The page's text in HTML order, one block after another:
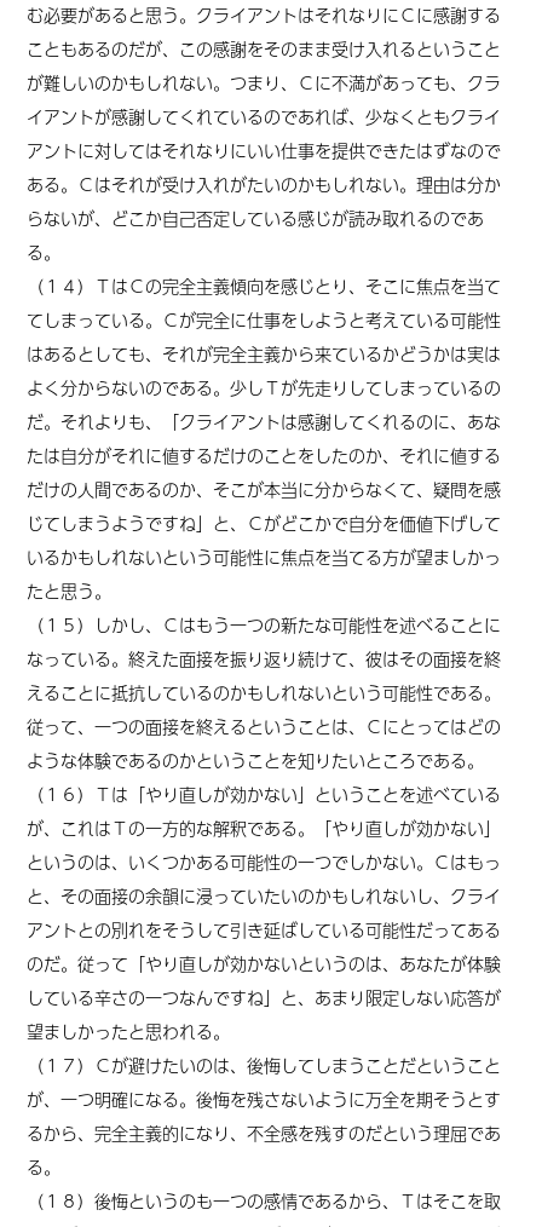
む必要があると思う。クライアントはそれなりにＣに感謝する
こともあるのだが、この感謝をそのまま受け入れるということ
が難しいのかもしれない。つまり、Ｃに不満があっても、クラ
イアントが感謝してくれているのであれば、少なくともクライ
アントに対してはそれなりにいい仕事を提供できたはずなので
ある。Ｃはそれが受け入れがたいのかもしれない。理由は分か
らないが、どこか自己否定している感じが読み取れるのであ
る。
（１４）ＴはＣの完全主義傾向を感じとり、そこに焦点を当て
てしまっている。Ｃが完全に仕事をしようと考えている可能性
はあるとしても、それが完全主義から来ているかどうかは実は
よく分からないのである。少しＴが先走りしてしまっているの
だ。それよりも、「クライアントは感謝してくれるのに、あな
たは自分がそれに値するだけのことをしたのか、それに値する
だけの人間であるのか、そこが本当に分からなくて、疑問を感
じてしまうようですね」と、Ｃがどこかで自分を価値下げして
いるかもしれないという可能性に焦点を当てる方が望ましかっ
たと思う。
（１５）しかし、Ｃはもう一つの新たな可能性を述べることに
なっている。終えた面接を振り返り続けて、彼はその面接を終
えることに抵抗しているのかもしれないという可能性である。
従って、一つの面接を終えるということは、Ｃにとってはどの
ような体験であるのかということを知りたいところである。
（１６）Ｔは「やり直しが効かない」ということを述べている
が、これはＴの一方的な解釈である。「やり直しが効かない」
というのは、いくつかある可能性の一つでしかない。Ｃはもっ
と、その面接の余韻に浸っていたいのかもしれないし、クライ
アントとの別れをそうして引き延ばしている可能性だってある
のだ。従って「やり直しが効かないというのは、あなたが体験
している辛さの一つなんですね」と、あまり限定しない応答が
望ましかったと思われる。
（１７）Ｃが避けたいのは、後悔してしまうことだということ
が、一つ明確になる。後悔を残さないように万全を期そうとす
るから、完全主義的になり、不全感を残すのだという理屈であ
る。
（１８）後悔というのも一つの感情であるから、Ｔはそこを取